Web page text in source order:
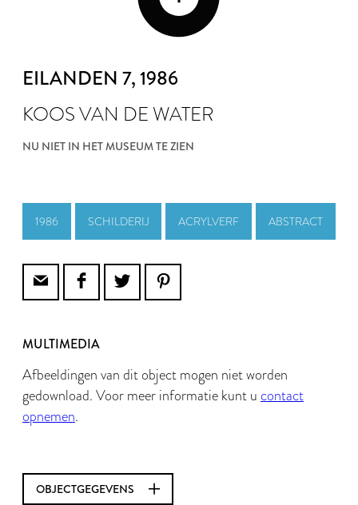
EILANDEN 7, 1986
KOOS VAN DE WATER
NU NIET IN HET MUSEUM TE ZIEN
1986 SCHILDERIJ ACRYLVERF ABSTRACT
MULTIMEDIA
Afbeeldingen van dit object mogen niet worden
gedownload. Voor meer informatie kunt u contact
opnemen.
OBJECTGEGEVENS